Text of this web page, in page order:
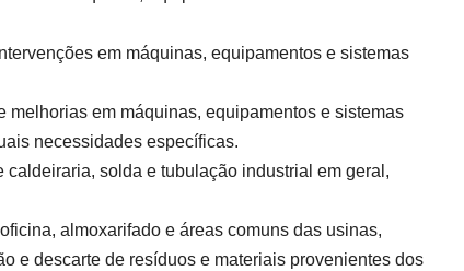
em máquinas, equipamentos e sistemas
em máquinas, equipamentos e sistemas
necessidades específicas.
solda e tubulação industrial em geral,
almoxarifado e áreas comuns das usinas,
e descarte de resíduos e materiais provenientes dos